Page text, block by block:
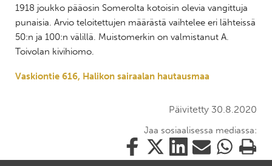
1918 joukko pääosin Somerolta kotoisin olevia vangittuja
punaisia. Arvio teloitettujen määrästä vaihtelee eri lähteissä
50:n ja 100:n välillä. Muistomerkin on valmistanut A.
Toivolan kivihiomo.
Vaskiontie 616, Halikon sairaalan hautausmaa
Päivitetty 30.8.2020
Jaa sosiaalisessa mediassa:
Jaa
tämä
Jaa
tämä
Jaa
tämä
Jaa
tämä
Jaa
tämä
Tulosta
tämä